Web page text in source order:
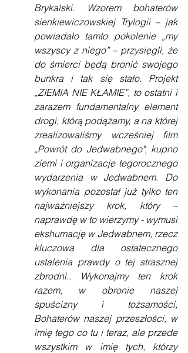
Brykalski. Wzorem bohaterów
sienkiewiczowskiej Trylogii – jak
powiadało tamto pokolenie „my
wszyscy z niego” – przysięgli, że
do śmierci będą bronić swojego
bunkra i tak się stało. Projekt
„ZIEMIA NIE KŁAMIE”, to ostatni i
zarazem fundamentalny element
drogi, którą podążamy, a na której
zrealizowaliśmy wcześniej film
„Powrót do Jedwabnego", kupno
ziemi i organizację tegorocznego
wydarzenia w Jedwabnem. Do
wykonania pozostał już tylko ten
najważniejszy krok, który –
naprawdę w to wierzymy - wymusi
ekshumację w Jedwabnem, rzecz
kluczowa dla ostatecznego
ustalenia prawdy o tej strasznej
zbrodni.. Wykonajmy ten krok
razem, w obronie naszej
spuścizny i tożsamości,
Bohaterów naszej przeszłości, w
imię tego co tu i teraz, ale przede
wszystkim w imię tych, którzy